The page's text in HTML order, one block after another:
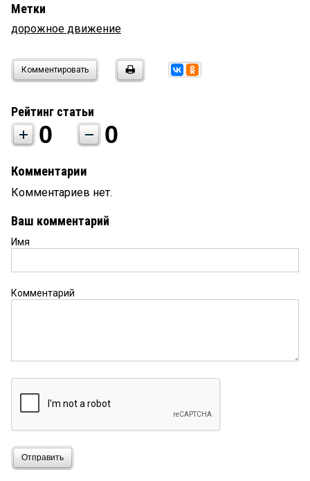
Метки
дорожное движение
Комментировать
Рейтинг статьи
0 0
Комментарии
Комментариев нет.
Ваш комментарий
Имя
Комментарий
Отправить